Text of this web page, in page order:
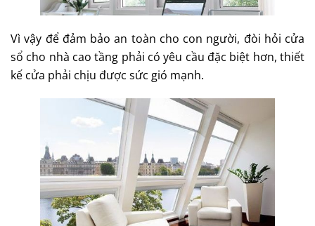
Vì vậy để đảm bảo an toàn cho con người, đòi hỏi cửa
sổ cho nhà cao tầng phải có yêu cầu đặc biệt hơn, thiết
kế cửa phải chịu được sức gió mạnh.